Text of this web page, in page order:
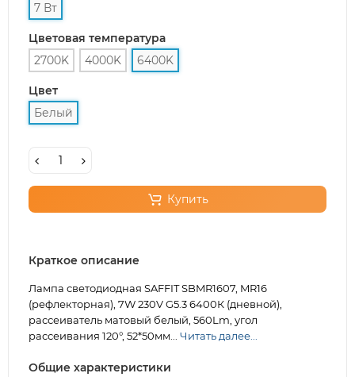
7 Вт
Цветовая температура
2700K
4000K 6400K
Цвет
Белый
Купить
Краткое описание
Лампа светодиодная SAFFIT SBMR1607, MR16
(рефлекторная), 7W 230V G5.3 6400К (дневной),
рассеиватель матовый белый, 560Lm, угол
рассеивания 120°, 52*50мм... Читать далее...
Общие характеристики